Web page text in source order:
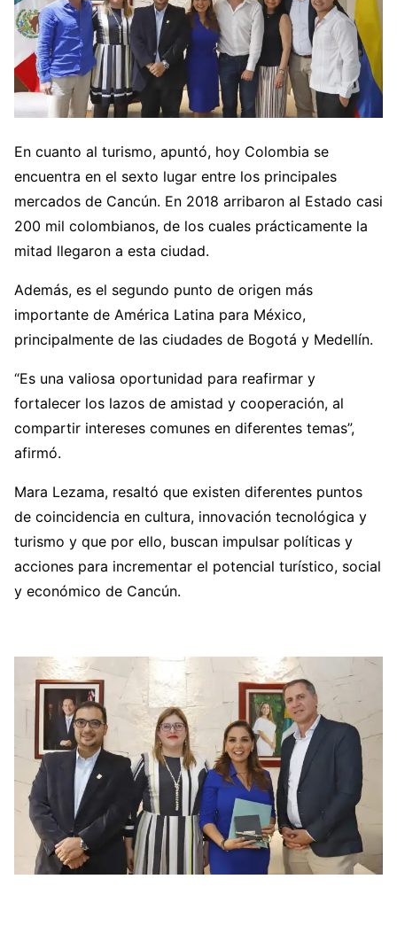
En cuanto al turismo, apuntó, hoy Colombia se
encuentra en el sexto lugar entre los principales
mercados de Cancún. En 2018 arribaron al Estado casi
200 mil colombianos, de los cuales prácticamente la
mitad llegaron a esta ciudad.
Además, es el segundo punto de origen más
importante de América Latina para México,
principalmente de las ciudades de Bogotá y Medellín.
“Es una valiosa oportunidad para reafirmar y
fortalecer los lazos de amistad y cooperación, al
compartir intereses comunes en diferentes temas”,
afirmó.
Mara Lezama, resaltó que existen diferentes puntos
de coincidencia en cultura, innovación tecnológica y
turismo y que por ello, buscan impulsar políticas y
acciones para incrementar el potencial turístico, social
y económico de Cancún.